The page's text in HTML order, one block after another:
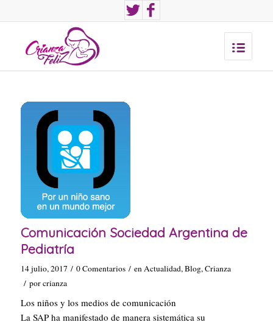
Comunicación Sociedad Argentina de
Pediatría
14 julio, 2017 / 0 Comentarios / enActualidad,Blog,Crianza
/ porcrianza
Los niños y los medios de comunicación
La SAP ha manifestado de manera sistemática su